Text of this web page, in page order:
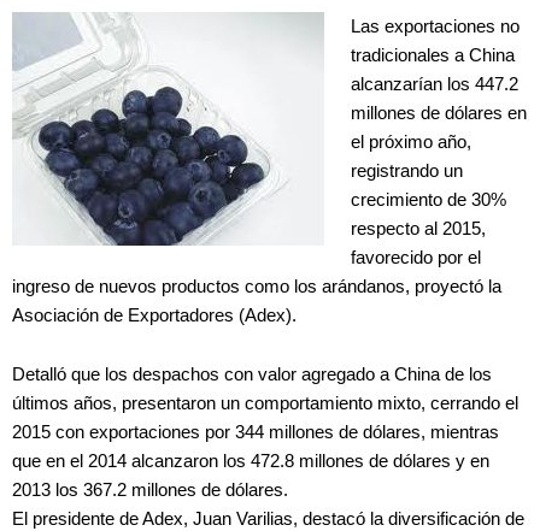
Las exportaciones no
tradicionales a China
alcanzarían los 447.2
millones de dólares en
el próximo año,
registrando un
crecimiento de 30%
respecto al 2015,
favorecido por el
ingreso de nuevos productos como los arándanos, proyectó la
Asociación de Exportadores (Adex).
Detalló que los despachos con valor agregado a China de los
últimos años, presentaron un comportamiento mixto, cerrando el
2015 con exportaciones por 344 millones de dólares, mientras
que en el 2014 alcanzaron los 472.8 millones de dólares y en
2013 los 367.2 millones de dólares.
El presidente de Adex, Juan Varilias, destacó la diversificación de